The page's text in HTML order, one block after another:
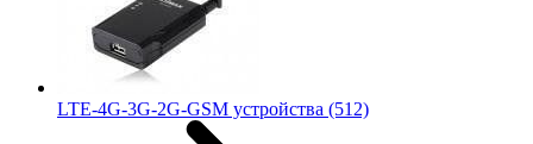
LTE-4G-3G-2G-GSM устройства (512)